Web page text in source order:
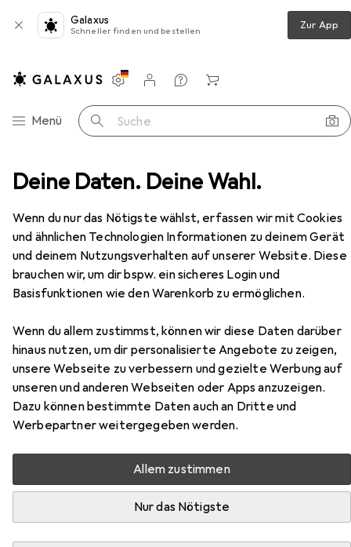
Deine Daten. Deine Wahl.
Wenn du nur das Nötigste wählst, erfassen wir mit Cookies
und ähnlichen Technologien Informationen zu deinem Gerät
und deinem Nutzungsverhalten auf unserer Website. Diese
brauchen wir, um dir bspw. ein sicheres Login und
Basisfunktionen wie den Warenkorb zu ermöglichen.
Wenn du allem zustimmst, können wir diese Daten darüber
hinaus nutzen, um dir personalisierte Angebote zu zeigen,
unsere Webseite zu verbessern und gezielte Werbung auf
unseren und anderen Webseiten oder Apps anzuzeigen.
Dazu können bestimmte Daten auch an Dritte und
Werbepartner weitergegeben werden.
Allem zustimmen
Nur das Nötigste
Galaxus
Schneller finden und bestellen Zur App
Navigation nach Kategorien
Menü Suche
Einstellungen
Kundenkonto
Vergleichslisten
Merklisten
Warenkorb
Wohnzimmer Sofa + Bettsofa Beliani York
Beliani York
2-Sitzer
Zubehör für Beliani York
Hier findest du passendes Zubehör zum Produkt Beliani
York aus den Kategorien Dekokissen und Hocker + Pouf.
Beliebt Dekokissen Hocker + Pouf
Relevanz
Produktliste